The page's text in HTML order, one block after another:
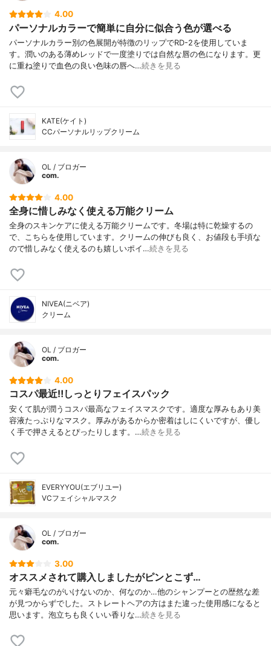
4.00
パーソナルカラーで簡単に自分に似合う色が選べる
パーソナルカラー別の色展開が特徴のリップでRD-2を使用していま
す。潤いのある薄めレッドで一度塗りでは自然な唇の色になります。更
に重ね塗りで血色の良い色味の唇へ…続きを見る
KATE(ケイト)
CCパーソナルリップクリーム
OL / ブロガー
com.
4.00
全身に惜しみなく使える万能クリーム
全身のスキンケアに使える万能クリームです。冬場は特に乾燥するの
で、こちらを使用しています。クリームの伸びも良く、お値段も手頃な
ので惜しみなく使えるのも嬉しいポイ…続きを見る
NIVEA(ニベア)
クリーム
OL / ブロガー
com.
4.00
コスパ最近‼︎しっとりフェイスパック
安くて肌が潤うコスパ最高なフェイスマスクです。適度な厚みもあり美
容液たっぷりなマスク。厚みがあるからか密着はしにくいですが、優し
く手で押さえるとぴったりします。…続きを見る
EVERYYOU(エブリユー)
VCフェイシャルマスク
OL / ブロガー
com.
3.00
オススメされて購入しましたがピンとこず…
元々癖毛なのがいけないのか、何なのか…他のシャンプーとの歴然な差
が見つからずでした。ストレートヘアの方はまた違った使用感になると
思います。泡立ちも良くいい香りな…続きを見る